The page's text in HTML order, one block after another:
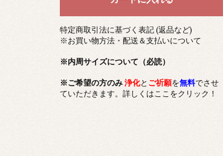
特定商取引法に基づく表記 (返品など)
※お買い物方法・配送＆支払いについて
※内周サイズについて（必読）
※ご希望の方のみ浄化と ご祈願を無料でさせ
ていただきます。詳しくはここをクリック！